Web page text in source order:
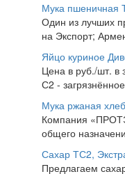
Мука пшеничная
Один из лучших
на Экспорт;
Яйцо куриное
Цена в руб./шт. в
С2 -
Мука ржаная
Компания
общего
Сахар ТС2,
Предлагаем